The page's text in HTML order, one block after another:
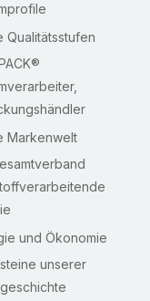
Qualitätsstufen
Markenwelt
und Ökonomie
unserer